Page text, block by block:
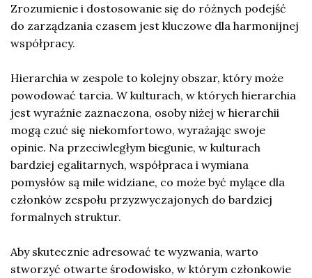
Zrozumienie i dostosowanie się do różnych podejść
do zarządzania czasem jest kluczowe dla harmonijnej
współpracy.
Hierarchia w zespole to kolejny obszar, który może
powodować tarcia. W kulturach, w których hierarchia
jest wyraźnie zaznaczona, osoby niżej w hierarchii
mogą czuć się niekomfortowo, wyrażając swoje
opinie. Na przeciwległym biegunie, w kulturach
bardziej egalitarnych, współpraca i wymiana
pomysłów są mile widziane, co może być mylące dla
członków zespołu przyzwyczajonych do bardziej
formalnych struktur.
Aby skutecznie adresować te wyzwania, warto
stworzyć otwarte środowisko, w którym członkowie